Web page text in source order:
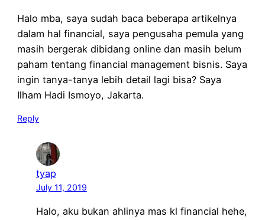
Halo mba, saya sudah baca beberapa artikelnya
dalam hal financial, saya pengusaha pemula yang
masih bergerak dibidang online dan masih belum
paham tentang financial management bisnis. Saya
ingin tanya-tanya lebih detail lagi bisa? Saya
Ilham Hadi Ismoyo, Jakarta.
Reply
tyap
July 11, 2019
Halo, aku bukan ahlinya mas kl financial hehe,